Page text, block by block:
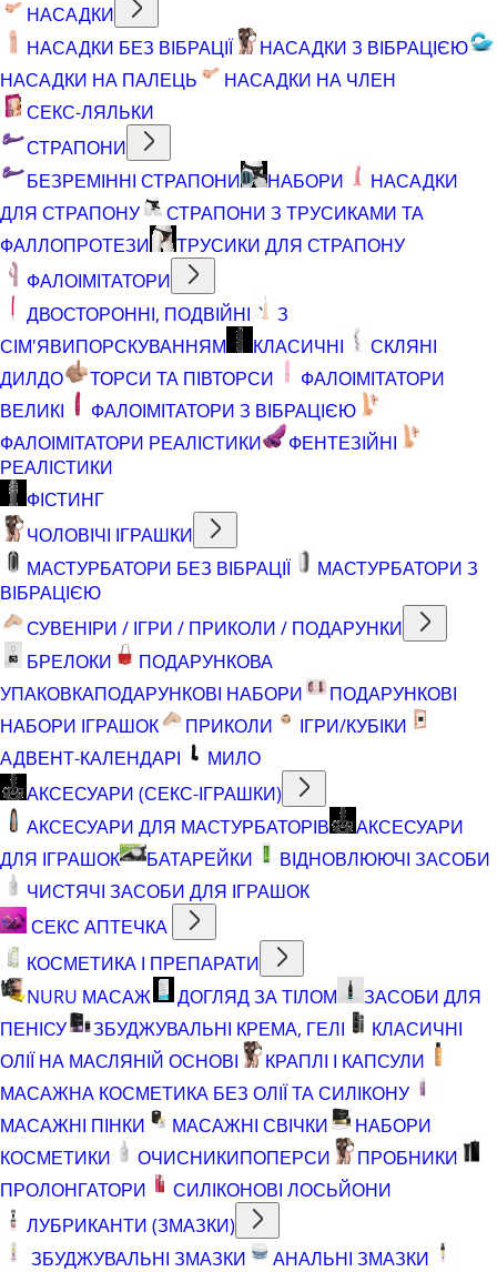
НАСАДКИ
НАСАДКИ БЕЗ ВІБРАЦІЇ
НАСАДКИ З ВІБРАЦІЄЮ
НАСАДКИ НА ПАЛЕЦЬ
НАСАДКИ НА ЧЛЕН
СЕКС-ЛЯЛЬКИ
СТРАПОНИ
БЕЗРЕМІННІ СТРАПОНИ
НАБОРИ
НАСАДКИ
ДЛЯ СТРАПОНУ
СТРАПОНИ З ТРУСИКАМИ ТА
ФАЛЛОПРОТЕЗИ
ТРУСИКИ ДЛЯ СТРАПОНУ
ФАЛОІМІТАТОРИ
ДВОСТОРОННІ, ПОДВІЙНІ
З
СІМ'ЯВИПОРСКУВАННЯМ
КЛАСИЧНІ
СКЛЯНІ
ДИЛДО
ТОРСИ ТА ПІВТОРСИ
ФАЛОІМІТАТОРИ
ВЕЛИКІ
ФАЛОІМІТАТОРИ З ВІБРАЦІЄЮ
ФАЛОІМІТАТОРИ РЕАЛІСТИКИ
ФЕНТЕЗІЙНІ
РЕАЛІСТИКИ
ФІСТИНГ
ЧОЛОВІЧІ ІГРАШКИ
МАСТУРБАТОРИ БЕЗ ВІБРАЦІЇ
МАСТУРБАТОРИ З
ВІБРАЦІЄЮ
СУВЕНІРИ / ІГРИ / ПРИКОЛИ / ПОДАРУНКИ
БРЕЛОКИ
ПОДАРУНКОВА
УПАКОВКАПОДАРУНКОВІ НАБОРИ
ПОДАРУНКОВІ
НАБОРИ ІГРАШОК
ПРИКОЛИ
ІГРИ/КУБІКИ
АДВЕНТ-КАЛЕНДАРІ
МИЛО
АКСЕСУАРИ (СЕКС-ІГРАШКИ)
АКСЕСУАРИ ДЛЯ МАСТУРБАТОРІВ
АКСЕСУАРИ
ДЛЯ ІГРАШОК
БАТАРЕЙКИ
ВІДНОВЛЮЮЧІ ЗАСОБИ
ЧИСТЯЧІ ЗАСОБИ ДЛЯ ІГРАШОК
СЕКС АПТЕЧКА
КОСМЕТИКА І ПРЕПАРАТИ
NURU МАСАЖ
ДОГЛЯД ЗА ТІЛОМ
ЗАСОБИ ДЛЯ
ПЕНІСУ
ЗБУДЖУВАЛЬНІ КРЕМА, ГЕЛІ
КЛАСИЧНІ
ОЛІЇ НА МАСЛЯНІЙ ОСНОВІ
КРАПЛІ І КАПСУЛИ
МАСАЖНА КОСМЕТИКА БЕЗ ОЛІЇ ТА СИЛІКОНУ
МАСАЖНІ ПІНКИ
МАСАЖНІ СВІЧКИ
НАБОРИ
КОСМЕТИКИ
ОЧИСНИКИПОПЕРСИ
ПРОБНИКИ
ПРОЛОНГАТОРИ
СИЛІКОНОВІ ЛОСЬЙОНИ
ЛУБРИКАНТИ (ЗМАЗКИ)
ЗБУДЖУВАЛЬНІ ЗМАЗКИ
АНАЛЬНІ ЗМАЗКИ